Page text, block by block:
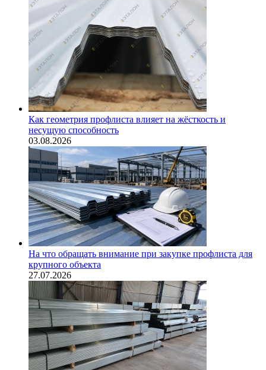
Как геометрия профлиста влияет на жёсткость и
несущую способность
03.08.2026
На что обращать внимание при закупке профлиста для
крупного объекта
27.07.2026